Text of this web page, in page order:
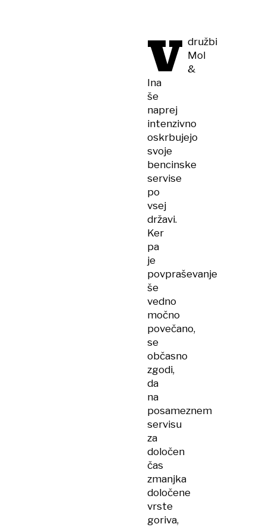
V družbi
Mol
&
Ina
še
naprej
intenzivno
oskrbujejo
svoje
bencinske
servise
po
vsej
državi.
Ker
pa
je
povpraševanje
še
vedno
močno
povečano,
se
občasno
zgodi,
da
na
posameznem
servisu
za
določen
čas
zmanjka
določene
vrste
goriva,